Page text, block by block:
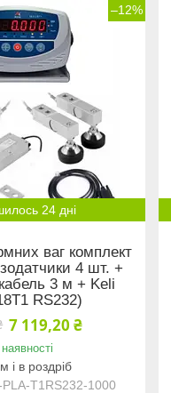
–12%
24 дні
ваг комплект
4 шт. +
3 м + Keli
RS232)
7 119,20 ₴
і в роздріб
PLA-Т1RS232-1000